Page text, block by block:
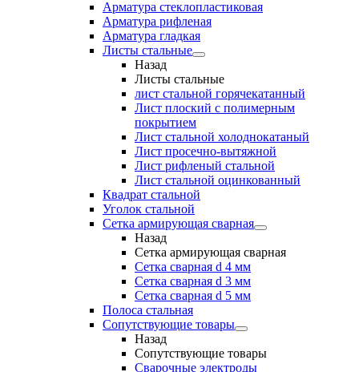
Арматура стеклопластиковая
Арматура рифленая
Арматура гладкая
Листы стальные
Назад
Листы стальные
лист стальной горячекатанный
Лист плоский с полимерным
покрытием
Лист стальной холоднокатаный
Лист просечно-вытяжной
Лист рифленый стальной
Лист стальной оцинкованный
Квадрат стальной
Уголок стальной
Сетка армирующая сварная
Назад
Сетка армирующая сварная
Сетка сварная d 4 мм
Сетка сварная d 3 мм
Сетка сварная d 5 мм
Полоса стальная
Сопутствующие товары
Назад
Сопутствующие товары
Сварочные электроды